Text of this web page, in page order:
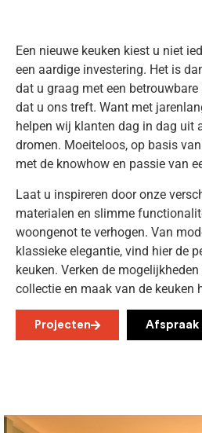
Een nieuwe keuken kiest u niet
een aardige investering. Het is
dat u graag met een
dat u ons treft. Want met
helpen wij klanten dag in dag uit
dromen. Moeiteloos, op basis
met de knowhow en passie van
Laat u inspireren door onze
materialen en slimme
woongenot te verhogen. Van
klassieke elegantie, vind hier de
keuken. Verken de
collectie en maak van de keuken
Projecten Afspraak